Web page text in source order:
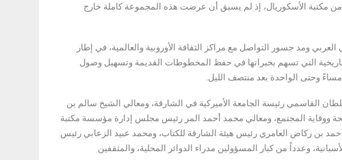
من مكتبة الأسكوريال، إذ لم يسبق أن عرضت هذه المجموعة كاملة خارج
ومد جسور التواصل مع مراكز الثقافة الأوروبية والعالمية، في إطار
التي تسهم بخبراتها في حفظ المخطوطات القديمة وتسهيل وصول
وحتى الواحدة بعد منتصف الليل.
القاسمي رئيسة الجامعة الأميركية في الشارقة، ومعالي الشيخ سالم بن
ووقاية المجتمع، ومعالي محمد أحمد المر رئيس مجلس إدارة مؤسسة مكتبة
بن ركاض العامري رئيس هيئة الشارقة للكتاب، ومحمد عبيد الزعابي رئيس
وعدداً من كبار المسؤولين مدراء الدوائر المحلية، والمثقفين